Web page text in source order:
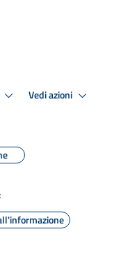
Vedi azioni